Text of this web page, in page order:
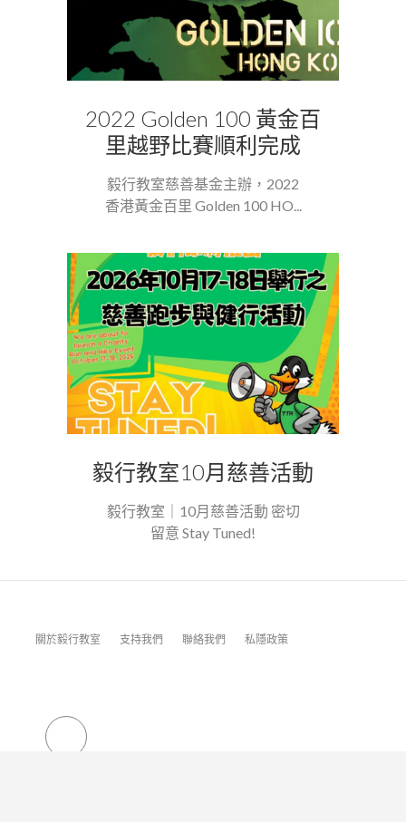
2022 Golden 100 黃金百
里越野比賽順利完成
毅行教室慈善基金主辦，2022
香港黃金百里 Golden 100 HO...
毅行教室10月慈善活動
毅行教室｜10月慈善活動 密切
留意 Stay Tuned!
關於毅行教室 支持我們 聯絡我們 私隱政策